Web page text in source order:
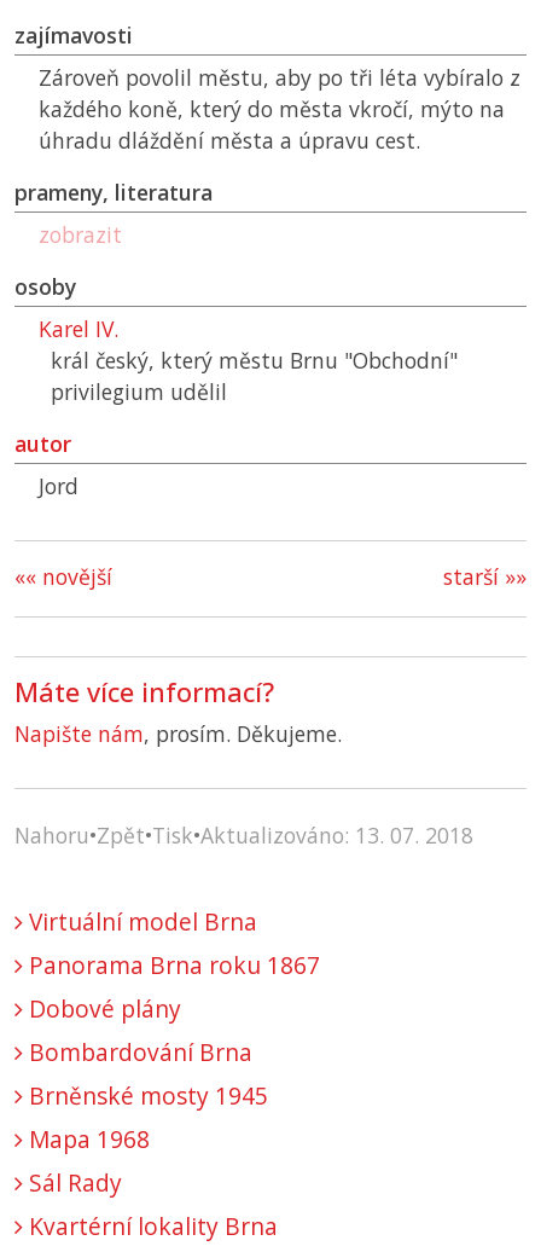
zajímavosti
Zároveň povolil městu, aby po tři léta vybíralo z
každého koně, který do města vkročí, mýto na
úhradu dláždění města a úpravu cest.
prameny, literatura
zobrazit
osoby
Karel IV.
král český, který městu Brnu "Obchodní"
privilegium udělil
autor
Jord
starší »»
«« novější
Máte více informací?
Napište nám, prosím. Děkujeme.
Nahoru•Zpět•Tisk•Aktualizováno: 13. 07. 2018
Virtuální model Brna
Panorama Brna roku 1867
Dobové plány
Bombardování Brna
Brněnské mosty 1945
Mapa 1968
Sál Rady
Kvartérní lokality Brna